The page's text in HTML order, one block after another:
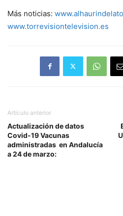
Más noticias:
www.torrevisiontelevision.es
Artículo anterior
Actualización de datos
Covid-19 Vacunas
administradas en Andalucía
a 24 de marzo: